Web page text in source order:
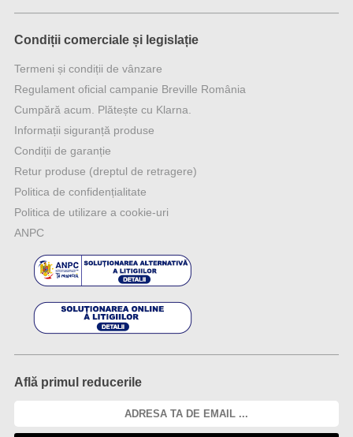
Condiții comerciale și legislație
Termeni și condiții de vânzare
Regulament oficial campanie Breville România
Cumpără acum. Plătește cu Klarna.
Informații siguranță produse
Condiții de garanție
Retur produse (dreptul de retragere)
Politica de confidențialitate
Politica de utilizare a cookie-uri
ANPC
Află primul reducerile